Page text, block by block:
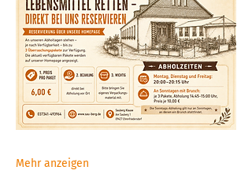
Mehr anzeigen